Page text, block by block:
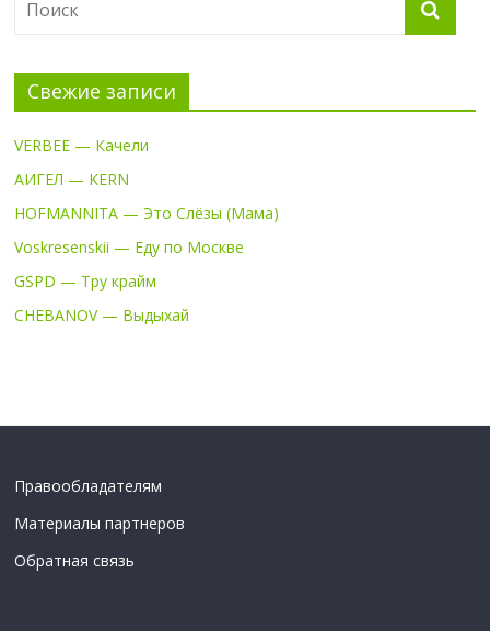
Свежие записи
VERBEE — Качели
АИГЕЛ — KERN
HOFMANNITA — Это Слёзы (Мама)
Voskresenskii — Еду по Москве
GSPD — Тру крайм
CHEBANOV — Выдыхай
Правообладателям
Материалы партнеров
Обратная связь